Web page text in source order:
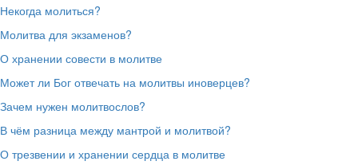
Некогда молиться?
Молитва для экзаменов?
О хранении совести в молитве
Может ли Бог отвечать на молитвы иноверцев?
Зачем нужен молитвослов?
В чём разница между мантрой и молитвой?
О трезвении и хранении сердца в молитве